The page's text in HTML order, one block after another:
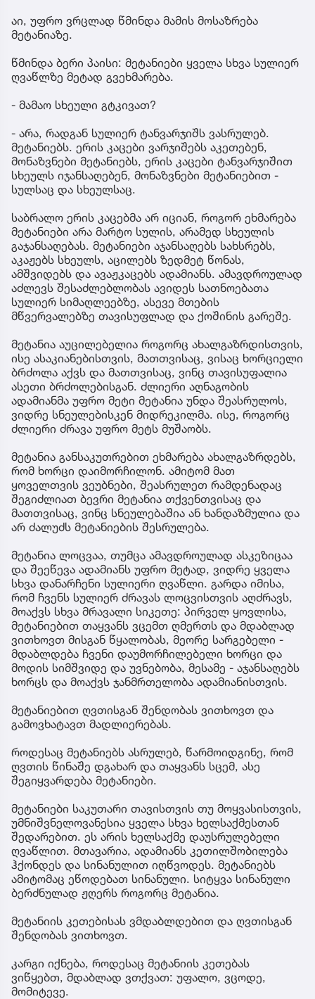
აი, უფრო ვრცლად წმინდა მამის მოსაზრება
მეტანიაზე.
წმინდა ბერი პაისი: მეტანიები ყველა სხვა სულიერ
ღვაწლზე მეტად გვეხმარება.
- მამაო სხეული გტკივათ?
- არა, რადგან სულიერ ტანვარჯიშს ვასრულებ.
მეტანიებს. ერის კაცები ვარჯიშებს აკეთებენ,
მონაზვნები მეტანიებს, ერის კაცები ტანვარჯიშით
სხეულს იჯანსაღებენ, მონაზვნები მეტანიებით -
სულსაც და სხეულსაც.
საბრალო ერის კაცებმა არ იციან, როგორ ეხმარება
მეტანიები არა მარტო სულის, არამედ სხეულის
გაჯანსაღებას. მეტანიები აჯანსაღებს სახსრებს,
აკაჟებს სხეულს, აცილებს ზედმეტ წონას,
ამშვიდებს და ავაჟკაცებს ადამიანს. ამავდროულად
აძლევს შესაძლებლობას ავიდეს სათნოებათა
სულიერ სიმაღლეებზე, ასევე მთების
მწვერვალებზე თავისუფლად და ქოშინის გარეშე.
მეტანია აუცილებელია როგორც ახალგაზრდისთვის,
ისე ასაკიანებისთვის, მათთვისაც, ვისაც ხორციელი
ბრძოლა აქვს და მათთვისაც, ვინც თავისუფალია
ასეთი ბრძოლებისგან. ძლიერი აღნაგობის
ადამიანმა უფრო მეტი მეტანია უნდა შეასრულოს,
ვიდრე სნეულებისკენ მიდრეკილმა. ისე, როგორც
ძლიერი ძრავა უფრო მეტს მუშაობს.
მეტანია განსაკუთრებით ეხმარება ახალგაზრდებს,
რომ ხორცი დაიმორჩილონ. ამიტომ მათ
ყოველთვის ვეუბნები, შეასრულეთ რამდენადაც
შეგიძლიათ ბევრი მეტანია თქვენთვისაც და
მათთვისაც, ვინც სნეულებაშია ან ხანდაზმულია და
არ ძალუძს მეტანიების შესრულება.
მეტანია ლოცვაა, თუმცა ამავდროულად ასკეზიცაა
და შეეწევა ადამიანს უფრო მეტად, ვიდრე ყველა
სხვა დანარჩენი სულიერი ღვაწლი. გარდა იმისა,
რომ ჩვენს სულიერ ძრავას ლოცვისთვის აღძრავს,
მოაქვს სხვა მრავალი სიკეთე: პირველ ყოვლისა,
მეტანიებით თაყვანს ვცემთ ღმერთს და მდაბლად
ვითხოვთ მისგან წყალობას, მეორე სარგებელი -
მდაბლდება ჩვენი დაუმორჩილებელი ხორცი და
მოდის სიმშვიდე და უვნებობა, მესამე - აჯანსაღებს
ხორცს და მოაქვს ჯანმრთელობა ადამიანისთვის.
მეტანიებით ღვთისგან შენდობას ვითხოვთ და
გამოვხატავთ მადლიერებას.
როდესაც მეტანიებს ასრულებ, წარმოიდგინე, რომ
ღვთის წინაშე დგახარ და თაყვანს სცემ, ასე
შეგიყვარდება მეტანიები.
მეტანიები საკუთარი თავისთვის თუ მოყვასისთვის,
უმნიშვნელოვანესია ყველა სხვა ხელსაქმესთან
შედარებით. ეს არის ხელსაქმე დაუსრულებელი
ღვაწლით. მთავარია, ადამიანს კეთილშობილება
ჰქონდეს და სინანულით იღწვოდეს. მეტანიებს
ამიტომაც ეწოდებათ სინანული. სიტყვა სინანული
ბერძნულად ჟღერს როგორც მეტანია.
მეტანიის კეთებისას ვმდაბლდებით და ღვთისგან
შენდობას ვითხოვთ.
კარგი იქნება, როდესაც მეტანიის კეთებას
ვიწყებთ, მდაბლად ვთქვათ: უფალო, ვცოდე,
მომიტევე.